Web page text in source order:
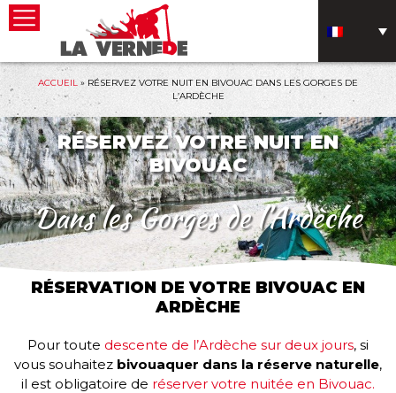
ACCUEIL» RÉSERVEZ VOTRE NUIT EN BIVOUAC DANS LES GORGES DE
L’ARDÈCHE
RÉSERVEZ VOTRE NUIT EN
BIVOUAC
Dans les Gorges de l’Ardèche
RÉSERVATION DE VOTRE BIVOUAC EN
ARDÈCHE
Pour toute descente de l’Ardèche sur deux jours, si
vous souhaitez bivouaquer dans la réserve naturelle,
il est obligatoire de réserver votre nuitée en Bivouac.